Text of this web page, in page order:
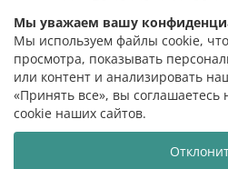
MINISTRY OF CULTURE OF
REPUBLIC OF BELARUS
PORTAL
RATING ASSESSMENT
Rating 4.9
based on 112 reviews
Мы уважаем вашу
Мы используем файлы cookie,
просмотра, показывать
или контент и анализировать
«Принять все», вы
cookie наших сайтов.